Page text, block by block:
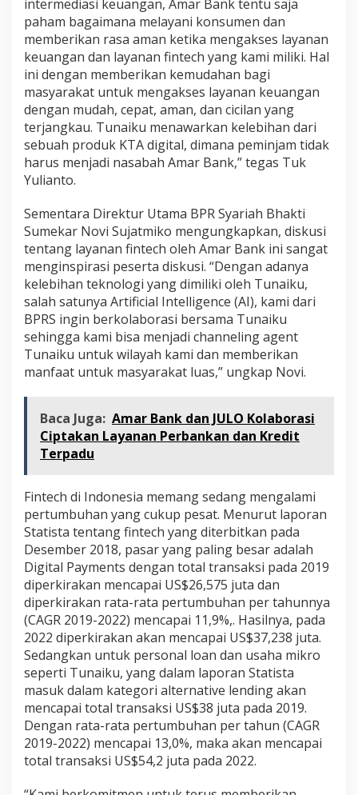
intermediasi keuangan, Amar Bank tentu saja
paham bagaimana melayani konsumen dan
memberikan rasa aman ketika mengakses layanan
keuangan dan layanan fintech yang kami miliki. Hal
ini dengan memberikan kemudahan bagi
masyarakat untuk mengakses layanan keuangan
dengan mudah, cepat, aman, dan cicilan yang
terjangkau. Tunaiku menawarkan kelebihan dari
sebuah produk KTA digital, dimana peminjam tidak
harus menjadi nasabah Amar Bank,” tegas Tuk
Yulianto.
Sementara Direktur Utama BPR Syariah Bhakti
Sumekar Novi Sujatmiko mengungkapkan, diskusi
tentang layanan fintech oleh Amar Bank ini sangat
menginspirasi peserta diskusi. “Dengan adanya
kelebihan teknologi yang dimiliki oleh Tunaiku,
salah satunya Artificial Intelligence (AI), kami dari
BPRS ingin berkolaborasi bersama Tunaiku
sehingga kami bisa menjadi channeling agent
Tunaiku untuk wilayah kami dan memberikan
manfaat untuk masyarakat luas,” ungkap Novi.
Baca Juga: Amar Bank dan JULO Kolaborasi
Ciptakan Layanan Perbankan dan Kredit
Terpadu
Fintech di Indonesia memang sedang mengalami
pertumbuhan yang cukup pesat. Menurut laporan
Statista tentang fintech yang diterbitkan pada
Desember 2018, pasar yang paling besar adalah
Digital Payments dengan total transaksi pada 2019
diperkirakan mencapai US$26,575 juta dan
diperkirakan rata-rata pertumbuhan per tahunnya
(CAGR 2019-2022) mencapai 11,9%,. Hasilnya, pada
2022 diperkirakan akan mencapai US$37,238 juta.
Sedangkan untuk personal loan dan usaha mikro
seperti Tunaiku, yang dalam laporan Statista
masuk dalam kategori alternative lending akan
mencapai total transaksi US$38 juta pada 2019.
Dengan rata-rata pertumbuhan per tahun (CAGR
2019-2022) mencapai 13,0%, maka akan mencapai
total transaksi US$54,2 juta pada 2022.